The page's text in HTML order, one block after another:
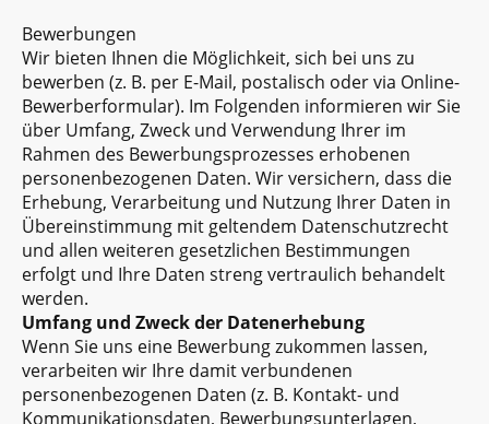
Bewerbungen
Wir bieten Ihnen die Möglichkeit, sich bei uns zu
bewerben (z. B. per E-Mail, postalisch oder via Online-
Bewerberformular). Im Folgenden informieren wir Sie
über Umfang, Zweck und Verwendung Ihrer im
Rahmen des Bewerbungsprozesses erhobenen
personenbezogenen Daten. Wir versichern, dass die
Erhebung, Verarbeitung und Nutzung Ihrer Daten in
Übereinstimmung mit geltendem Datenschutzrecht
und allen weiteren gesetzlichen Bestimmungen
erfolgt und Ihre Daten streng vertraulich behandelt
werden.
Umfang und Zweck der Datenerhebung
Wenn Sie uns eine Bewerbung zukommen lassen,
verarbeiten wir Ihre damit verbundenen
personenbezogenen Daten (z. B. Kontakt- und
Kommunikationsdaten, Bewerbungsunterlagen,